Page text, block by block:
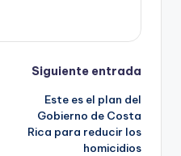
Siguiente entrada
Este es el plan del
Gobierno de Costa
Rica para reducir los
homicidios